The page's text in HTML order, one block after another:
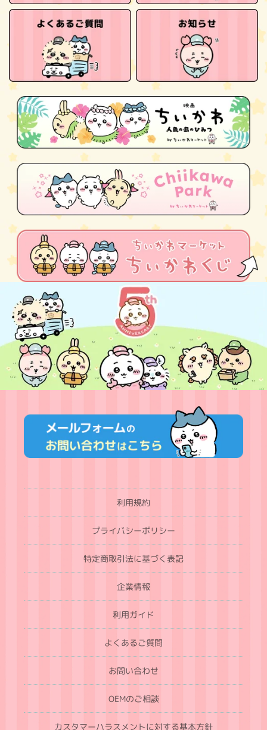
利用規約
プライバシーポリシー
特定商取引法に基づく表記
企業情報
利用ガイド
よくあるご質問
お問い合わせ
OEMのご相談
カスタマーハラスメントに対する基本方針